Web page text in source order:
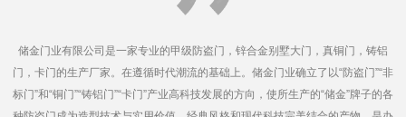
储金门业有限公司是一家专业的甲级防盗门，锌合金别墅大门，真铜门，铸铝
门，卡门的生产厂家。在遵循时代潮流的基础上。储金门业确立了以“防盗门”“非
标门”和“铜门”“铸铝门”“卡门”产业高科技发展的方向，使所生产的“储金”牌子的各